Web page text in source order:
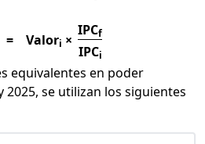
= Valori ×
IPCf
IPCi
equivalentes en poder
se utilizan los siguientes